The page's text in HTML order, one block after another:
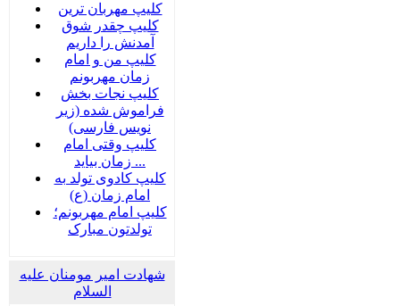
کلیپ مهربان ترین
کلیپ چقدر شوق
آمدنش را داریم
کلیپ من و امام
زمان مهربونم
کلیپ نجات بخش
فراموش شده (زیر
نویس فارسی)
کلیپ وقتی امام
زمان بیاید ...
کلیپ کادوی تولد به
امام زمان (ع)
کلیپ امام مهربونم؛
تولدتون مبارک
شهادت امیر مومنان علیه
السلام